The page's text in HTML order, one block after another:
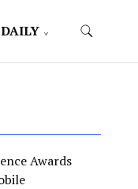
DAILY
Awards